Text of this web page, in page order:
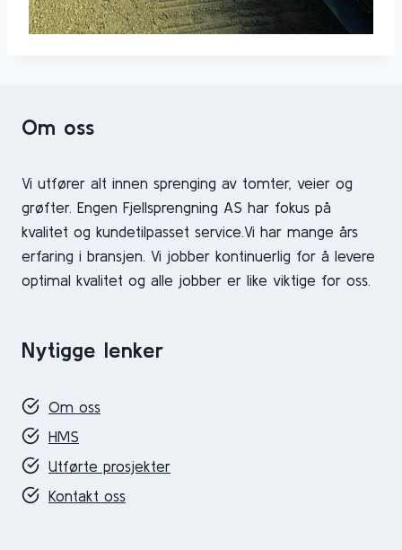
Om oss
Vi utfører alt innen sprenging av tomter, veier og
grøfter. Engen Fjellsprengning AS har fokus på
kvalitet og kundetilpasset service.Vi har mange års
erfaring i bransjen. Vi jobber kontinuerlig for å levere
optimal kvalitet og alle jobber er like viktige for oss.
Nytigge lenker
Om oss
HMS
Utførte prosjekter
Kontakt oss